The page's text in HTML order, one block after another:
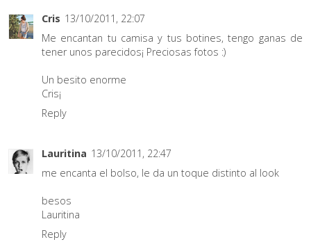
Cris 13/10/2011, 22:07
Me encantan tu camisa y tus botines, tengo ganas de
tener unos parecidos¡ Preciosas fotos :)
Un besito enorme
Cris¡
Reply
Lauritina 13/10/2011, 22:47
me encanta el bolso, le da un toque distinto al look
besos
Lauritina
Reply